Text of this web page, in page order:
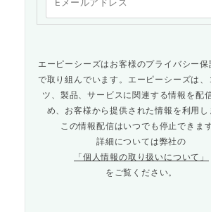
エーピーシーズはお客様のプライバシー保
で取り組んでいます。エーピーシーズは、
ツ、製品、サービスに関連する情報を配
め、お客様から提供された情報を利用し
この情報配信はいつでも停止できます
詳細については弊社の
「個人情報の取り扱いについて」
をご覧ください。